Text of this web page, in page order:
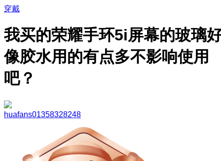
穿戴
我买的荣耀手环5i屏幕的玻璃
像胶水用的有点多不影响使用
吧？
huafans01358328248